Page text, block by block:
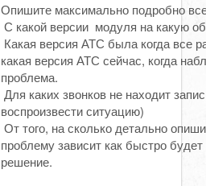
Опишите максимально подробно
С какой версии модуля на какую
Какая версия АТС была когда все
какая версия АТС сейчас, когда
проблема.
Для каких звонков не находит
воспроизвести ситуацию)
От того, на сколько детально
проблему зависит как быстро
решение.